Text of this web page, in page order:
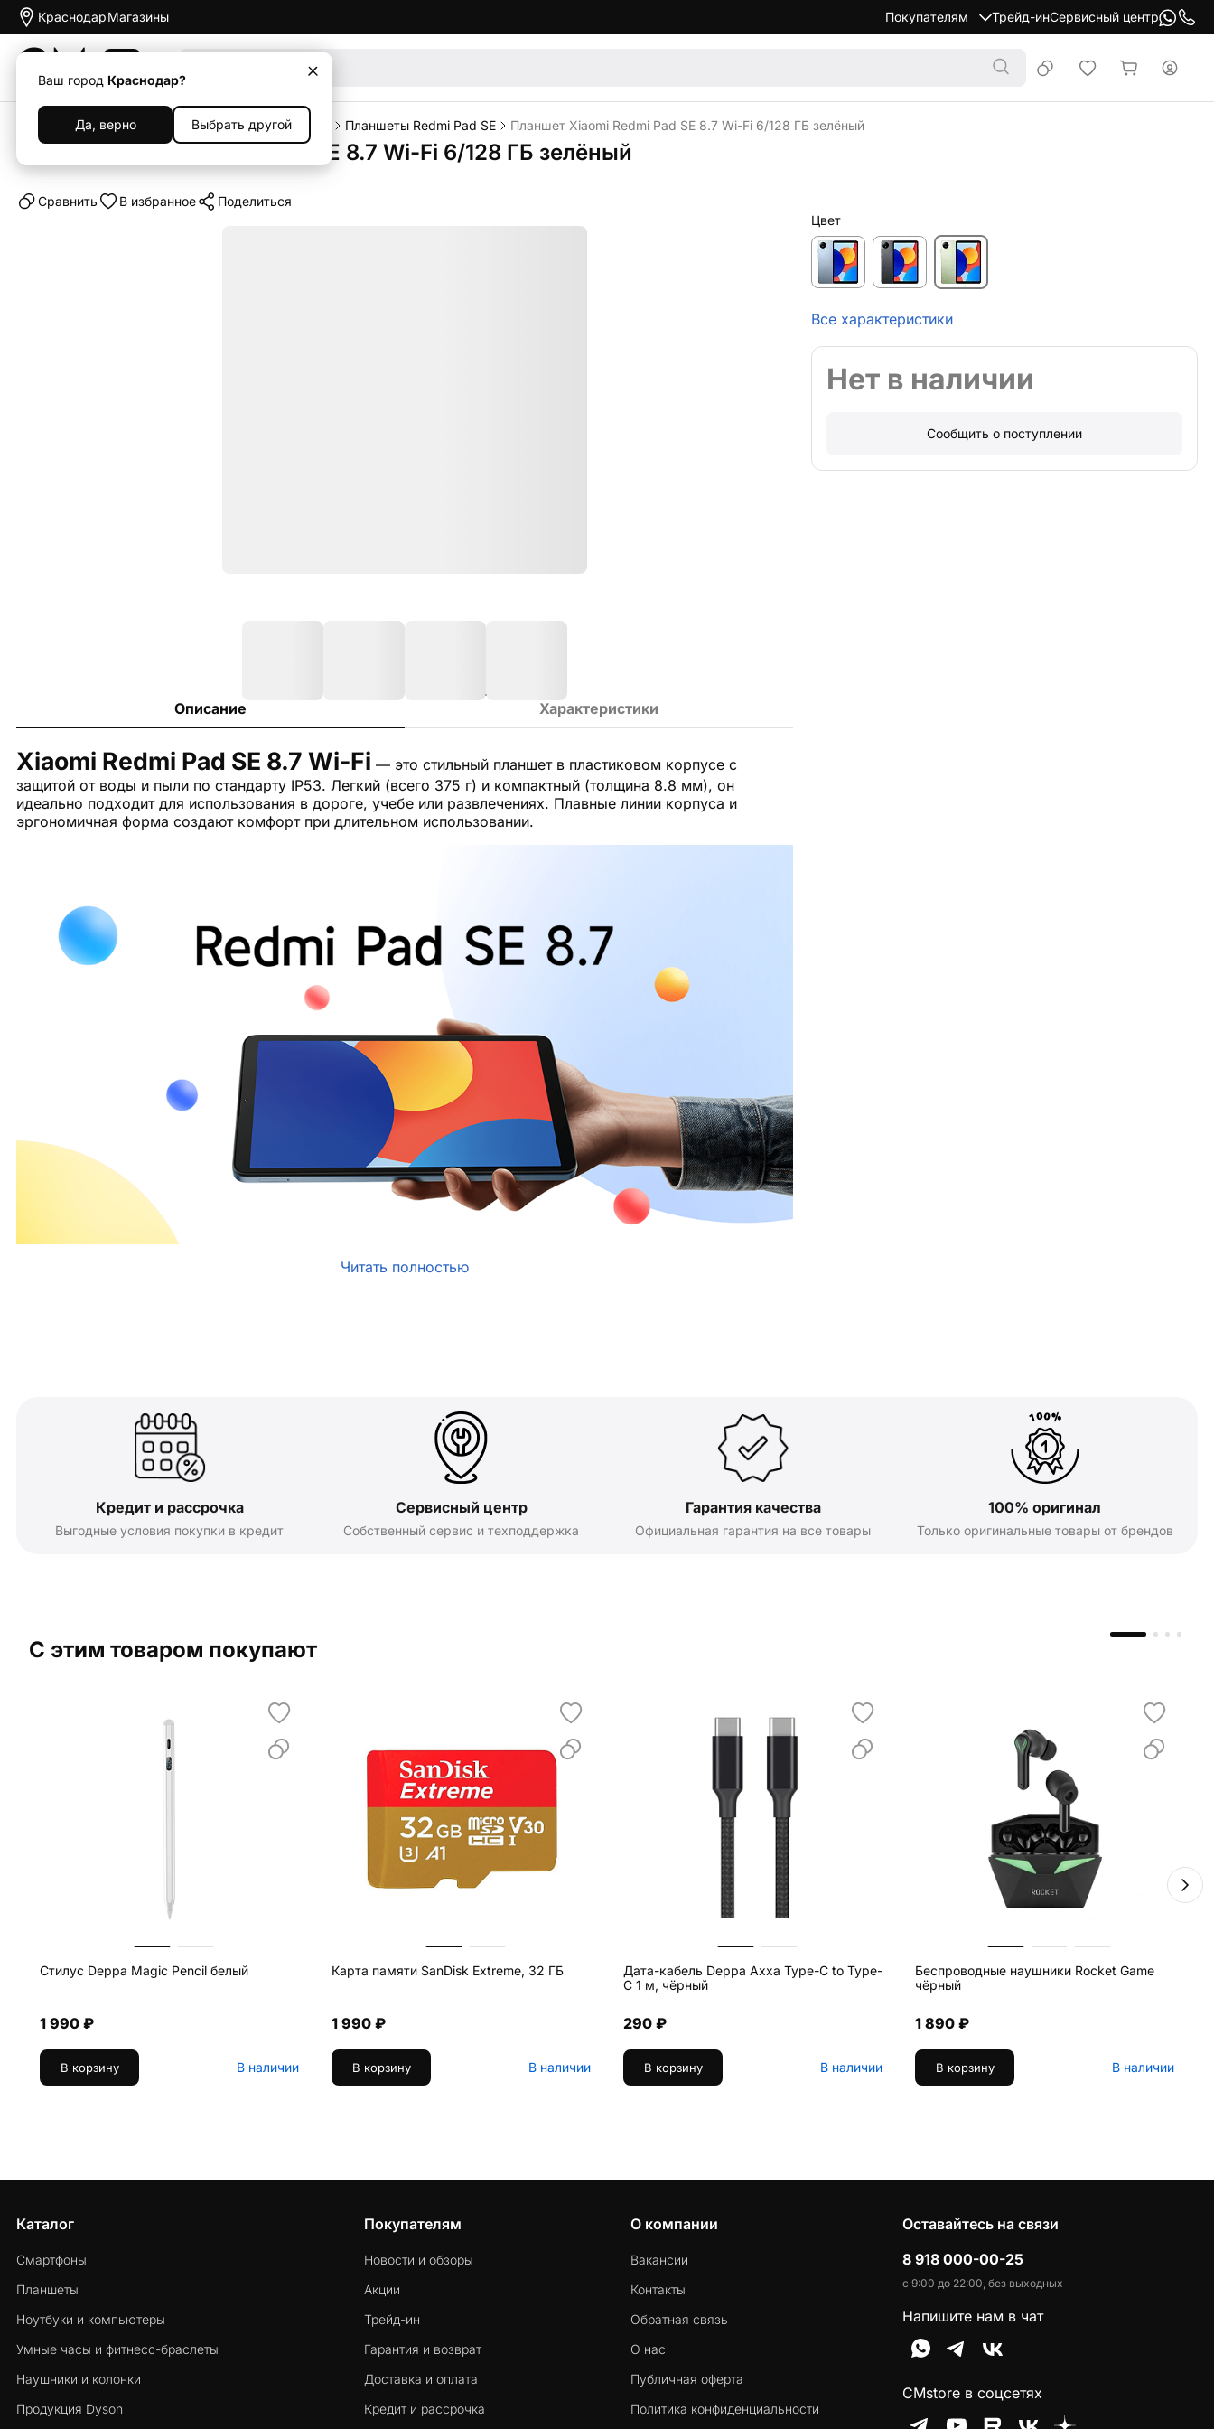
Краснодар
Ваш город Краснодар?
Да, верно Выбрать другой
Магазины Покупателям Трейд-инСервисный центр
Каталог Планшеты Планшеты Xiaomi Планшеты Redmi Pad SE Планшет Xiaomi Redmi Pad SE 8.7 Wi-Fi 6/128 ГБ зелёный
Планшет Xiaomi Redmi Pad SE 8.7 Wi-Fi 6/128 ГБ зелёный
Cравнить В избранное Поделиться
Описание Характеристики
Xiaomi Redmi Pad SE 8.7 Wi-Fi — это стильный планшет в пластиковом корпусе с
защитой от воды и пыли по стандарту IP53. Легкий (всего 375 г) и компактный (толщина 8.8 мм), он
идеально подходит для использования в дороге, учебе или развлечениях. Плавные линии корпуса и
эргономичная форма создают комфорт при длительном использовании.
Читать полностью
Цвет
Все характеристики
Нет в наличии
Сообщить о поступлении
Кредит и рассрочка
Выгодные условия покупки в кредит
Сервисный центр
Собственный сервис и техподдержка
Гарантия качества
Официальная гарантия на все товары
100% оригинал
Только оригинальные товары от брендов
С этим товаром покупают
Стилус Deppa Magic Pencil белый
1 990 ₽
В корзину В наличии
Карта памяти SanDisk Extreme, 32 ГБ
1 990 ₽
В корзину В наличии
Дата-кабель Deppa Axxa Type-C to Type-
C 1 м, чёрный
290 ₽
В корзину В наличии
Беспроводные наушники Rocket Game
чёрный
1 890 ₽
В корзину В наличии
Каталог
Смартфоны
Планшеты
Ноутбуки и компьютеры
Умные часы и фитнесс-браслеты
Наушники и колонки
Продукция Dyson
Покупателям
Новости и обзоры
Акции
Трейд-ин
Гарантия и возврат
Доставка и оплата
Кредит и рассрочка
О компании
Вакансии
Контакты
Обратная связь
О нас
Публичная оферта
Политика конфиденциальности
Оставайтесь на связи
8 918 000-00-25
с 9:00 до 22:00, без выходных
Напишите нам в чат
CMstore в соцсетях